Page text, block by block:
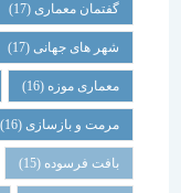
گفتمان معماری(17)
شهر های جهانی(17)
معماری موزه(16)
مرمت و بازسازی(16)
بافت فرسوده(15)